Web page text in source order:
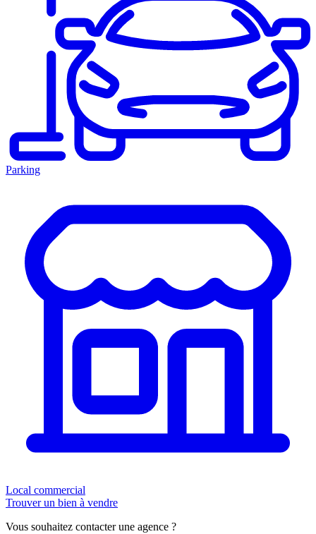
Parking
Local commercial
Trouver un bien à vendre
Vous souhaitez contacter une agence ?